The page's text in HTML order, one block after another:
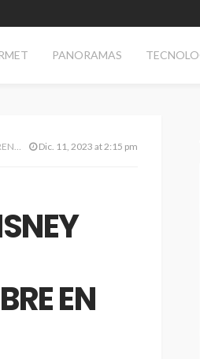
PANORAMAS
Dic. 11, 2023 at 2:15 pm
EN